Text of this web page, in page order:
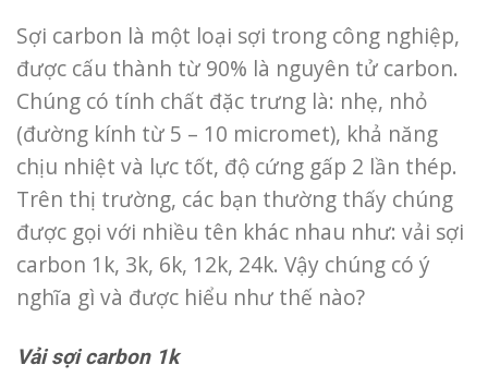
Sợi carbon là một loại sợi trong công nghiệp,
được cấu thành từ 90% là nguyên tử carbon.
Chúng có tính chất đặc trưng là: nhẹ, nhỏ
(đường kính từ 5 – 10 micromet), khả năng
chịu nhiệt và lực tốt, độ cứng gấp 2 lần thép.
Trên thị trường, các bạn thường thấy chúng
được gọi với nhiều tên khác nhau như: vải sợi
carbon 1k, 3k, 6k, 12k, 24k. Vậy chúng có ý
nghĩa gì và được hiểu như thế nào?
Vải sợi carbon 1k